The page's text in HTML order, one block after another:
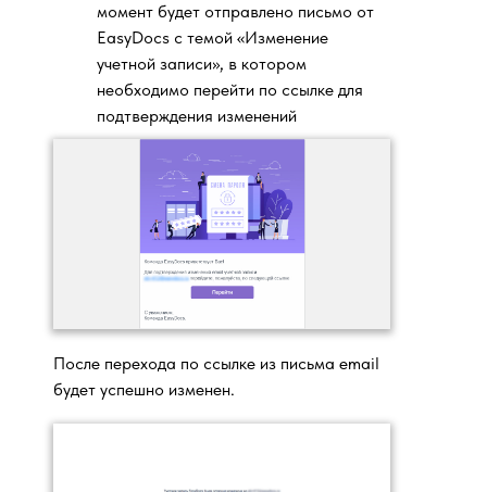
момент будет отправлено письмо от
EasyDocs с темой «Изменение
учетной записи», в котором
необходимо перейти по ссылке для
подтверждения изменений
После перехода по ссылке из письма email
будет успешно изменен.